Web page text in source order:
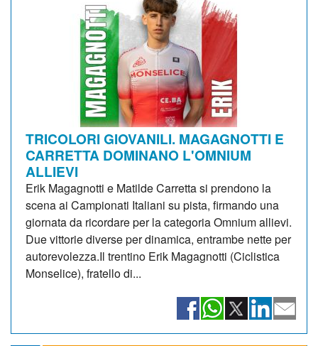
TRICOLORI GIOVANILI. MAGAGNOTTI E
CARRETTA DOMINANO L'OMNIUM
ALLIEVI
Erik Magagnotti e Matilde Carretta si prendono la
scena ai Campionati Italiani su pista, firmando una
giornata da ricordare per la categoria Omnium allievi.
Due vittorie diverse per dinamica, entrambe nette per
autorevolezza.Il trentino Erik Magagnotti (Ciclistica
Monselice), fratello di...